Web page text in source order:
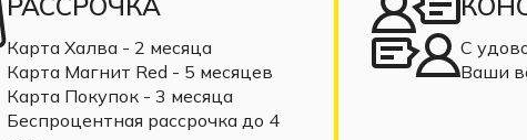
Карта Халва - 2 месяца
Карта Магнит Red - 5 месяцев
Карта Покупок - 3 месяца
Беспроцентная рассрочка до 4
С
Ваши